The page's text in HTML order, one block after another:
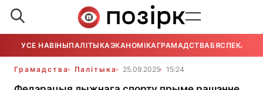
УСЕ НАВІНЫПАЛІТЫКАЭКАНОМІКАГРАМАДСТВАБЯСПЕКА
Грамадства Палітыка 25.09.2025 15:24